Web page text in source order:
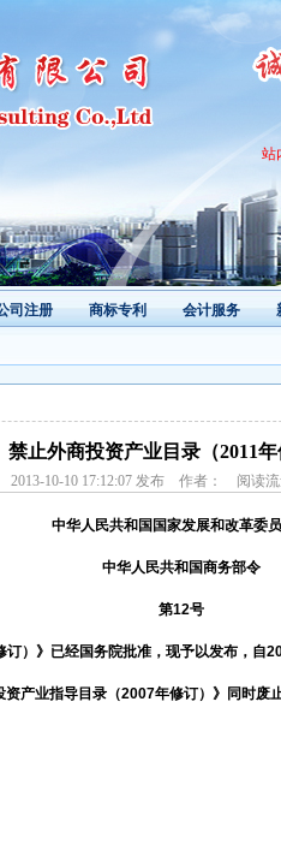
站
司注册 商标专利 会计服务
禁止外商投资产业目录（2011年
2013-10-10 17:12:07 发布 作者： 阅读流
中华人民共和国国家发展和改革委
中华人民共和国商务部令
第12号
订）》已经国务院批准，现予以发布，自
资产业指导目录（2007年修订）》 同时废止